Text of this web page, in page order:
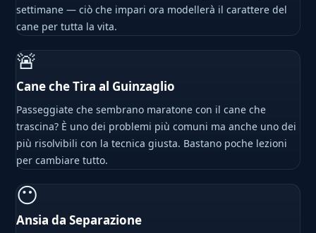
settimane — ciò che impari ora modellerà il carattere del
cane per tutta la vita.
🚨
Cane che Tira al Guinzaglio
Passeggiate che sembrano maratone con il cane che
trascina? È uno dei problemi più comuni ma anche uno dei
più risolvibili con la tecnica giusta. Bastano poche lezioni
per cambiare tutto.
😶
Ansia da Separazione